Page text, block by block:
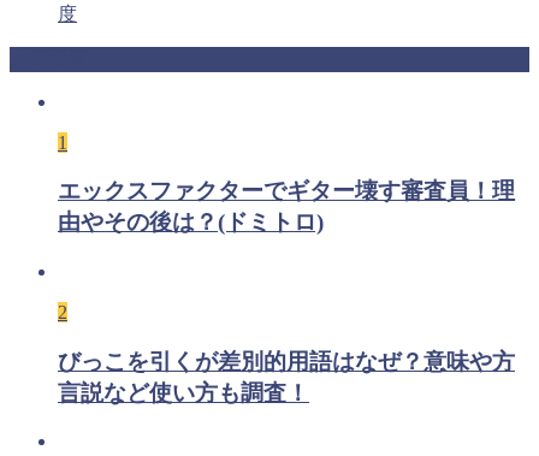
度
1
エックスファクターでギター壊す審査員！理
由やその後は？(ドミトロ)
2
びっこを引くが差別的用語はなぜ？意味や方
言説など使い方も調査！